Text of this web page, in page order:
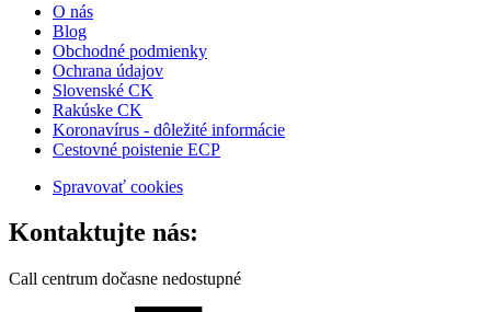
O nás
Blog
Obchodné podmienky
Ochrana údajov
Slovenské CK
Rakúske CK
Koronavírus - dôležité informácie
Cestovné poistenie ECP
Spravovať cookies
Kontaktujte nás:
Call centrum dočasne nedostupné